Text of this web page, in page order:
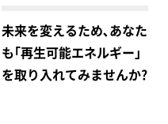
未来を変えるため､あなた
も｢再生可能エネルギー｣
を取り入れてみませんか?